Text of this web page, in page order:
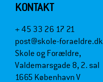
KONTAKT
+ 45 33 26 17 21
post@skole-foraeldre.dk
Skole og Forældre,
Valdemarsgade 8, 2. sal
1665 København V